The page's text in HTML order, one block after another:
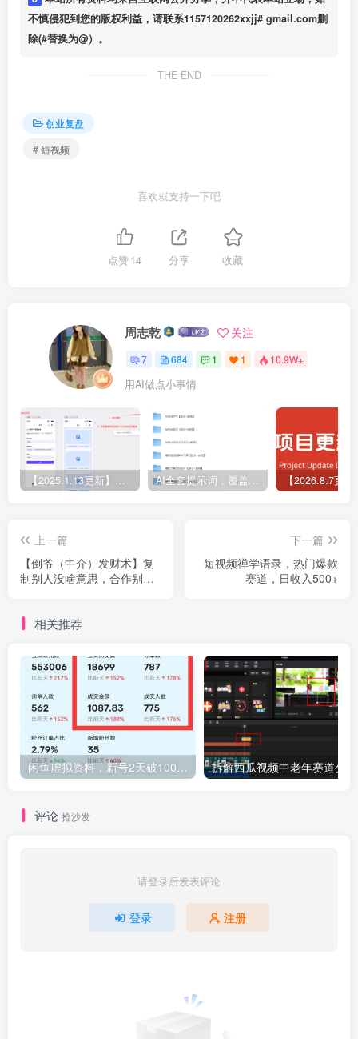
不慎侵犯到您的版权利益，请联系1157120262xxjj# gmail.com删
除(#替换为@）。
THE END
创业复盘
# 短视频
喜欢就支持一下吧
点赞14 分享 收藏
周志乾 关注
7 684 1 1 10.9W+
用AI做点小事情
【2025.1.13更新】Coze应用实战 如何利用coze应用功能，开发一个小程序，并发布到微信 AI全套提示词，覆盖微头条、小说、短视频脚本等32+创作场景
上一篇
【倒爷（中介）发财术】复
制别人没啥意思，合作别人
下一篇
短视频禅学语录，热门爆款
赛道，日收入500+
相关推荐
闲鱼虚拟资料，新号2天破100单，利润近600的爆款5大选品方法，外加单人批量实操技巧分享
评论 抢沙发
请登录后发表评论
登录 注册